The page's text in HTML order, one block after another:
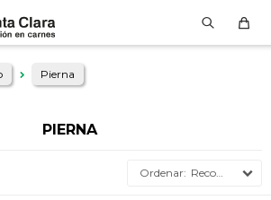
Pierna
PIERNA
Recomendados